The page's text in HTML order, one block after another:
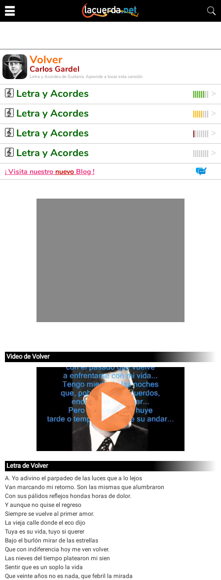
Volver
Carlos Gardel
Letra y Acordes de Guitarra. Aprende a tocar esta canción
Letra y Acordes
Letra y Acordes
Letra y Acordes
Letra y Acordes
¡ Visita nuestro nuevo Blog !
Video de Volver
Letra de Volver
A. Yo adivino el parpadeo de las luces que a lo lejos
Van marcando mi retorno. Son las mismas que alumbraron
Con sus pálidos reflejos hondas horas de dolor.
Y aunque no quise el regreso
Siempre se vuelve al primer amor.
La vieja calle donde el eco dijo
Tuya es su vida, tuyo si querer
Bajo el burlón mirar de las estrellas
Que con indiferencia hoy me ven volver.
Las nieves del tiempo platearon mi sien
Sentir que es un soplo la vida
Que veinte años no es nada, que febril la mirada